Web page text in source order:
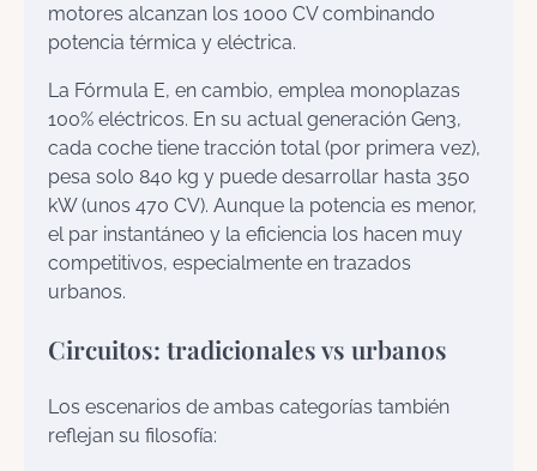
motores alcanzan los 1000 CV combinando
potencia térmica y eléctrica.
La Fórmula E, en cambio, emplea monoplazas
100% eléctricos. En su actual generación Gen3,
cada coche tiene tracción total (por primera vez),
pesa solo 840 kg y puede desarrollar hasta 350
kW (unos 470 CV). Aunque la potencia es menor,
el par instantáneo y la eficiencia los hacen muy
competitivos, especialmente en trazados
urbanos.
Circuitos: tradicionales vs urbanos
Los escenarios de ambas categorías también
reflejan su filosofía: